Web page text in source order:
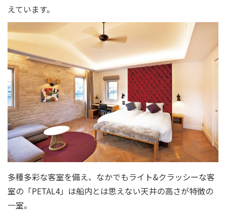
えています。
多種多彩な客室を備え、なかでもライト&クラッシーな客
室の「PETAL4」は船内とは思えない天井の高さが特徴の
一室。